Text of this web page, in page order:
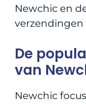
Newchic en
De
van
Newchic